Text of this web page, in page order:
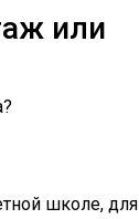
или
школе, для